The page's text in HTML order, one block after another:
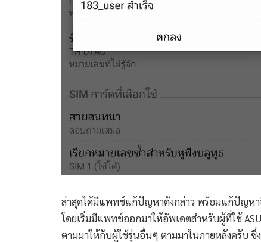
ล่าสุดได้มีแพทช์แก้ปัญหาดังกล่าว พร้อมแก้ปัญหา
โดยเริ่มมีแพทช์ออกมาให้อัพเดตสำหรับผู้ที่ใช้
ตามมาให้กับผู้ใช้รุ่นอื่นๆ ตามมาในภายหลังครับ ซึ่